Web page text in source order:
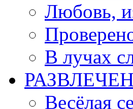
Любовь,
В лучах
Весёлая